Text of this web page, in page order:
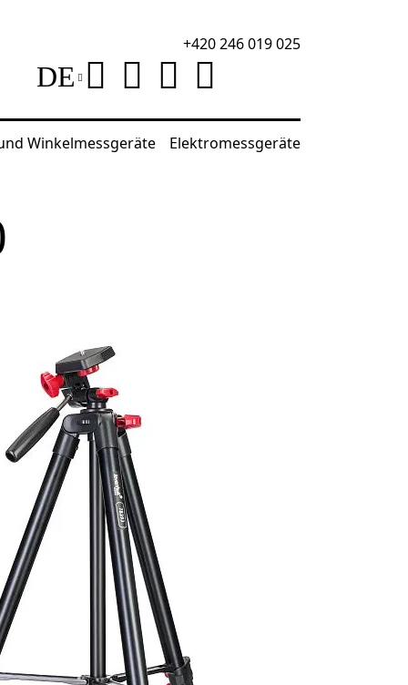
+420 246 019 025
DE
Winkelmessgeräte
Elektromessgeräte